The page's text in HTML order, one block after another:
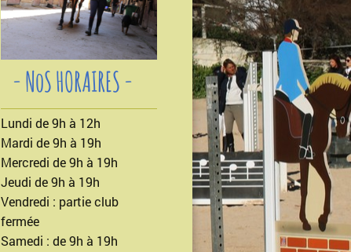
- NoS HORAIRES -
Lundi de 9h à 12h
Mardi de 9h à 19h
Mercredi de 9h à 19h
Jeudi de 9h à 19h
Vendredi : partie club
fermée
Samedi : de 9h à 19h